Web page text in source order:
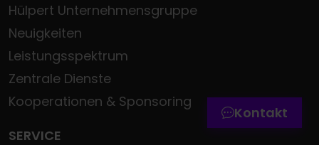
Hülpert Unternehmensgruppe
Neuigkeiten
Leistungsspektrum
Zentrale Dienste
Kooperationen & Sponsoring
SERVICE
Kontakt
Termin online buchen
Zum Kontaktformular
Werkstatttermin-Hotline